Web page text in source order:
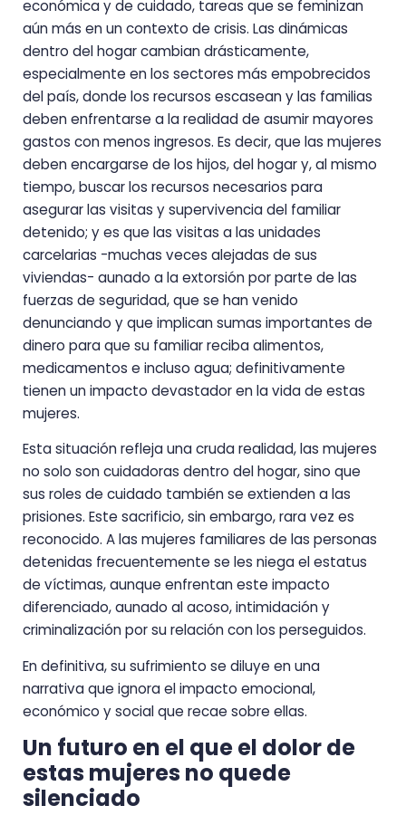
económica y de cuidado, tareas que se feminizan
aún más en un contexto de crisis. Las dinámicas
dentro del hogar cambian drásticamente,
especialmente en los sectores más empobrecidos
del país, donde los recursos escasean y las familias
deben enfrentarse a la realidad de asumir mayores
gastos con menos ingresos. Es decir, que las mujeres
deben encargarse de los hijos, del hogar y, al mismo
tiempo, buscar los recursos necesarios para
asegurar las visitas y supervivencia del familiar
detenido; y es que las visitas a las unidades
carcelarias -muchas veces alejadas de sus
viviendas- aunado a la extorsión por parte de las
fuerzas de seguridad, que se han venido
denunciando y que implican sumas importantes de
dinero para que su familiar reciba alimentos,
medicamentos e incluso agua; definitivamente
tienen un impacto devastador en la vida de estas
mujeres.
Esta situación refleja una cruda realidad, las mujeres
no solo son cuidadoras dentro del hogar, sino que
sus roles de cuidado también se extienden a las
prisiones. Este sacrificio, sin embargo, rara vez es
reconocido. A las mujeres familiares de las personas
detenidas frecuentemente se les niega el estatus
de víctimas, aunque enfrentan este impacto
diferenciado, aunado al acoso, intimidación y
criminalización por su relación con los perseguidos.
En definitiva, su sufrimiento se diluye en una
narrativa que ignora el impacto emocional,
económico y social que recae sobre ellas.
Un futuro en el que el dolor de
estas mujeres no quede
silenciado